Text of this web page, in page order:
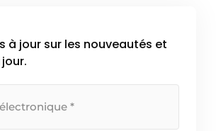
à jour sur les nouveautés et